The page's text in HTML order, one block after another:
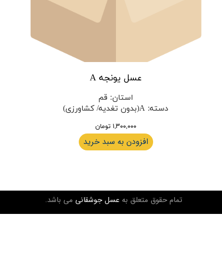
عسل یونجه A
استان: قم
دسته: A(بدون تغدیه/ کشاورزی)
۱,۳۰۰,۰۰۰ تومان
افزودن به سبد خرید
تمام حقوق متعلق به عسل جوشقانی می باشد.